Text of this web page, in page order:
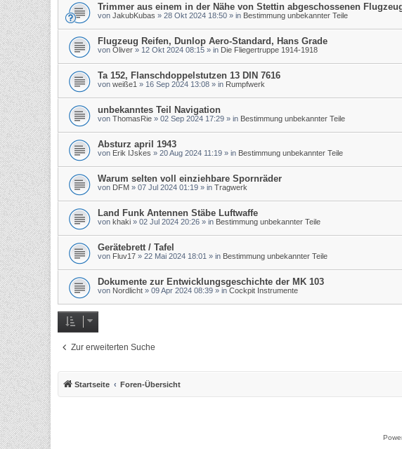
Trimmer aus einem in der Nähe von Stettin abgeschossenen
von JakubKubas » 28 Okt 2024 18:50 » in Bestimmung unbekannter Teile
Flugzeug Reifen, Dunlop Aero-Standard, Hans Grade
von Oliver » 12 Okt 2024 08:15 » in Die Fliegertruppe 1914-1918
Ta 152, Flanschdoppelstutzen 13 DIN 7616
von weiße1 » 16 Sep 2024 13:08 » in Rumpfwerk
unbekanntes Teil Navigation
von ThomasRie » 02 Sep 2024 17:29 » in Bestimmung unbekannter Teile
Absturz april 1943
von Erik IJskes » 20 Aug 2024 11:19 » in Bestimmung unbekannter Teile
Warum selten voll einziehbare Spornräder
von DFM » 07 Jul 2024 01:19 » in Tragwerk
Land Funk Antennen Stäbe Luftwaffe
von khaki » 02 Jul 2024 20:26 » in Bestimmung unbekannter Teile
Gerätebrett / Tafel
von Fluv17 » 22 Mai 2024 18:01 » in Bestimmung unbekannter Teile
Dokumente zur Entwicklungsgeschichte der MK 103
von Nordlicht » 09 Apr 2024 08:39 » in Cockpit Instrumente
Zur erweiterten Suche
Startseite Foren-Übersicht